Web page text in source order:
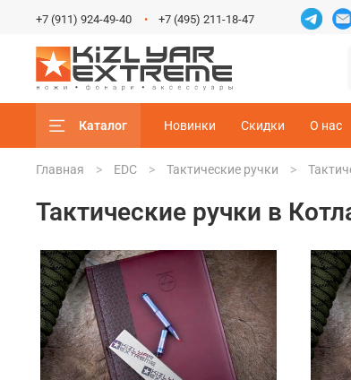
+7 (911) 924-49-40 +7 (495) 211-18-47
Каталог Новинки Скидки О нас
Главная EDC Тактические ручки
Тактические ручки в